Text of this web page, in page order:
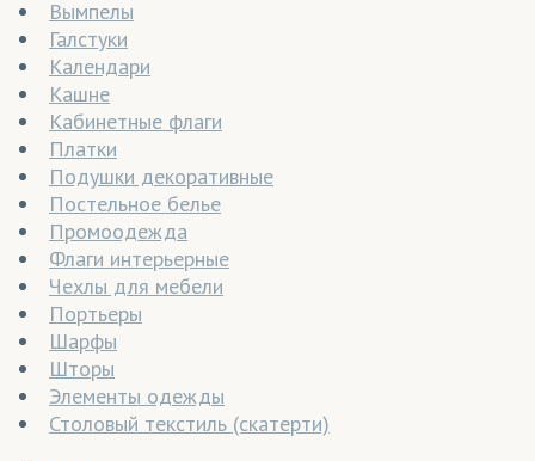
Вымпелы
Галстуки
Календари
Кашне
Кабинетные флаги
Платки
Подушки декоративные
Постельное белье
Промоодежда
Флаги интерьерные
Чехлы для мебели
Портьеры
Шарфы
Шторы
Элементы одежды
Столовый текстиль (скатерти)